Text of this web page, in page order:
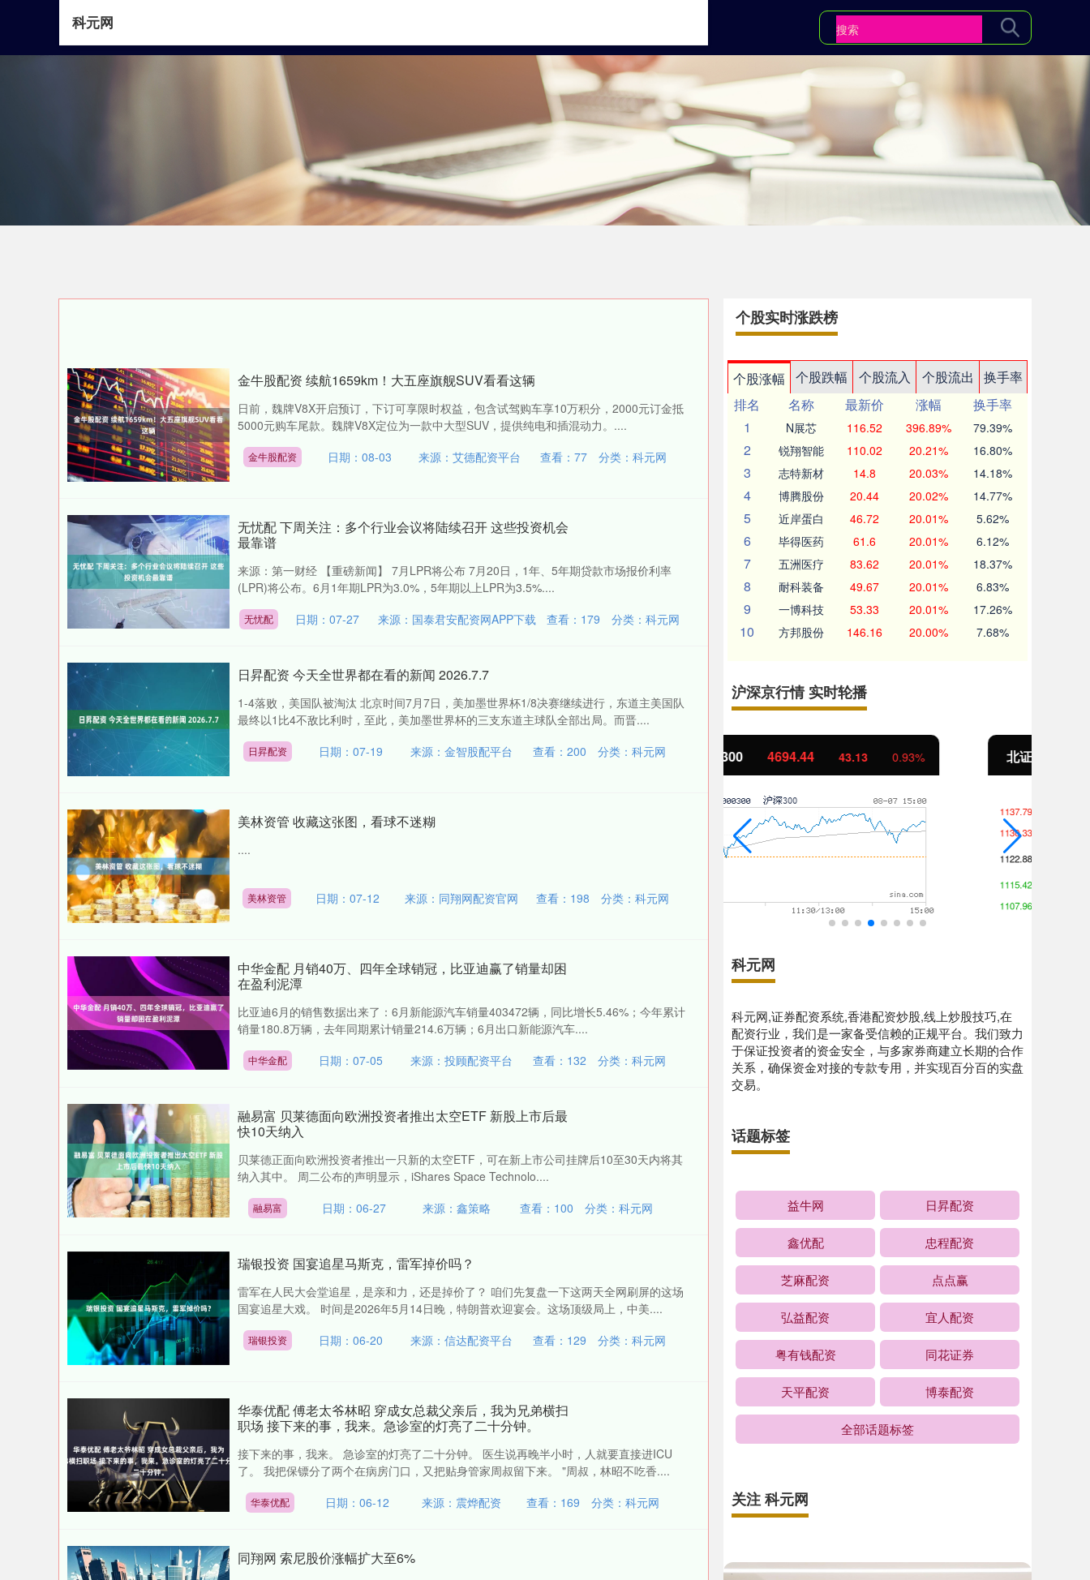
科元网
金牛股配资 续航1659km！大五座旗舰SUV看看这辆
日前，魏牌V8X开启预订，下订可享限时权益，包含试驾购车享10万积分，2000元订金抵
5000元购车尾款。魏牌V8X定位为一款中大型SUV，提供纯电和插混动力。....
金牛股配资 日期：08-03 来源：艾德配资平台 查看：77 分类：科元网
无忧配 下周关注：多个行业会议将陆续召开 这些投资机会
最靠谱
来源：第一财经 【重磅新闻】 7月LPR将公布 7月20日，1年、5年期贷款市场报价利率
(LPR)将公布。6月1年期LPR为3.0%，5年期以上LPR为3.5%....
无忧配 日期：07-27 来源：国泰君安配资网APP下载 查看： 179 分类：科元网
日昇配资 今天全世界都在看的新闻 2026.7.7
1-4落败，美国队被淘汰 北京时间7月7日，美加墨世界杯1/8决赛继续进行，东道主美国队
最终以1比4不敌比利时，至此，美加墨世界杯的三支东道主球队全部出局。而晋....
日昇配资 日期：07-19 来源：金智股配平台 查看：200 分类：科元网
美林资管 收藏这张图，看球不迷糊
....
美林资管 日期：07-12 来源：同翔网配资官网 查看： 198 分类：科元网
中华金配 月销40万、四年全球销冠，比亚迪赢了销量却困
在盈利泥潭
比亚迪6月的销售数据出来了：6月新能源汽车销量403472辆，同比增长5.46%；今年累计
销量180.8万辆，去年同期累计销量214.6万辆；6月出口新能源汽车....
中华金配 日期：07-05 来源：投顾配资平台 查看： 132 分类：科元网
融易富 贝莱德面向欧洲投资者推出太空ETF 新股上市后最
快10天纳入
贝莱德正面向欧洲投资者推出一只新的太空ETF，可在新上市公司挂牌后10至30天内将其
纳入其中。 周二公布的声明显示，iShares Space Technolo....
融易富 日期：06-27 来源：鑫策略 查看： 100 分类： 科元网
瑞银投资 国宴追星马斯克，雷军掉价吗？
雷军在人民大会堂追星，是亲和力，还是掉价了？ 咱们先复盘一下这两天全网刷屏的这场
国宴追星大戏。 时间是2026年5月14日晚，特朗普欢迎宴会。这场顶级局上，中美....
瑞银投资 日期：06-20 来源：信达配资平台 查看： 129 分类：科元网
华泰优配 傅老太爷林昭 穿成女总裁父亲后，我为兄弟横扫
职场 接下来的事，我来。急诊室的灯亮了二十分钟。
接下来的事，我来。 急诊室的灯亮了二十分钟。 医生说再晚半小时，人就要直接进ICU
了。 我把保镖分了两个在病房门口，又把贴身管家周叔留下来。 "周叔，林昭不吃香....
华泰优配 日期：06-12 来源：震烨配资 查看： 169 分类： 科元网
同翔网 索尼股价涨幅扩大至6%
个股实时涨跌榜
个股涨幅 个股跌幅 个股流入 个股流出
换手率
排名
名称 最新价 涨幅
换手率
1
N展芯 116.52 396.89% 79.39%
2 锐翔智能 110.02 20.21% 16.80%
3 志特新材 14.8 20.03% 14.18%
4 博腾股份 20.44 20.02% 14.77%
5 近岸蛋白 46.72 20.01% 5.62%
6 毕得医药 61.6 20.01% 6.12%
7 五洲医疗 83.62 20.01% 18.37%
8 耐科装备 49.67 20.01% 6.83%
9 一博科技 53.33 20.01% 17.26%
10 方邦股份 146.16 20.00% 7.68%
沪深京行情 实时轮播
1.02% 深证成指 14311.01 200.89 1.42% 沪深300 4694.44 43.13 0.93% 北证50 1134.24 11.37
科元网
科元网,证券配资系统,香港配资炒股,线上炒股技巧,在
配资行业，我们是一家备受信赖的正规平台。我们致力
于保证投资者的资金安全，与多家券商建立长期的合作
关系，确保资金对接的专款专用，并实现百分百的实盘
交易。
话题标签
益牛网 日昇配资
鑫优配 忠程配资
芝麻配资 点点赢
弘益配资 宜人配资
粤有钱配资 同花证券
天平配资 博泰配资
全部话题标签
关注 科元网